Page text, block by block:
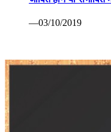
—03/10/2019